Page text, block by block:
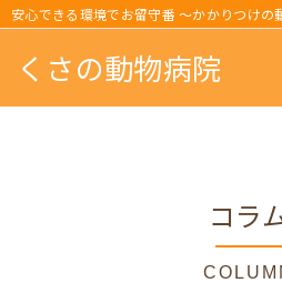
安心できる環境でお留守番 ～かかりつけ
くさの動物病院
コラ